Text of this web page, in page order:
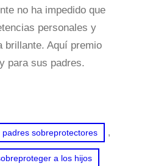
no ha impedido que
personales y
brillante. Aquí premio
para sus padres.
padres sobreprotectores ,
a los hijos